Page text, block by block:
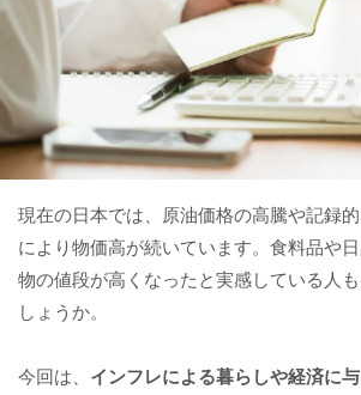
現在の日本では、原油価格の高騰や記録
により物価高が続いています。食料品や
物の値段が高くなったと実感している人
しょうか。
今回は、 インフレによる暮らしや経済に与